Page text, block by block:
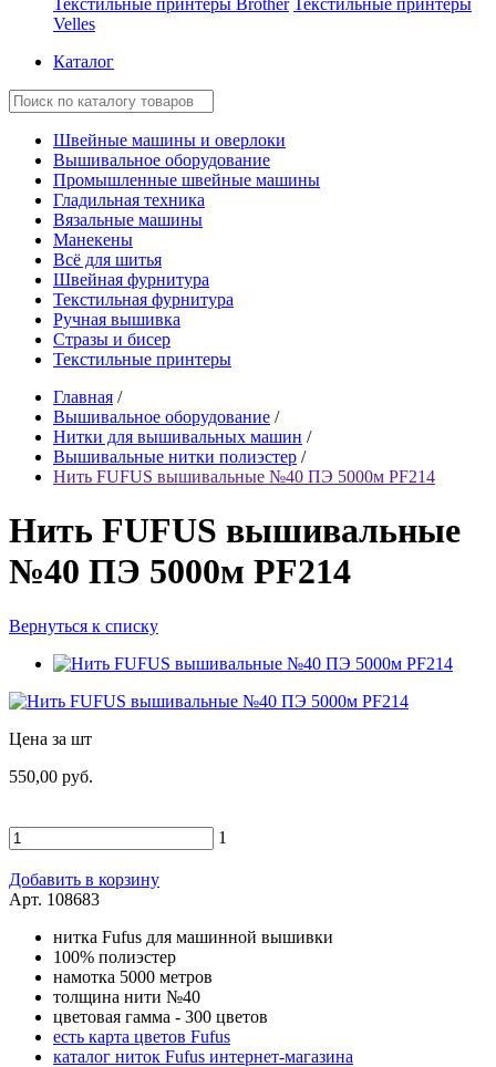
Текстильные принтеры Brother Текстильные принтеры
Velles
Каталог
Швейные машины и оверлоки
Вышивальное оборудование
Промышленные швейные машины
Гладильная техника
Вязальные машины
Манекены
Всё для шитья
Швейная фурнитура
Текстильная фурнитура
Ручная вышивка
Стразы и бисер
Текстильные принтеры
Главная /
Вышивальное оборудование /
Нитки для вышивальных машин /
Вышивальные нитки полиэстер /
Нить FUFUS вышивальные №40 ПЭ 5000м PF214
Нить FUFUS вышивальные
№40 ПЭ 5000м PF214
Вернуться к списку
Цена за шт
550,00 руб.
1
Добавить в корзину
Арт. 108683
нитка Fufus для машинной вышивки
100% полиэстер
намотка 5000 метров
толщина нити №40
цветовая гамма - 300 цветов
есть карта цветов Fufus
каталог ниток Fufus интернет-магазина